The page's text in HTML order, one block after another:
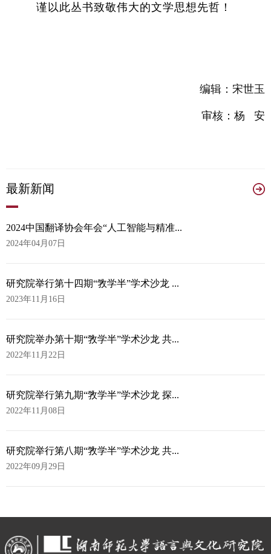
谨以此丛书致敬伟大的文学思想先哲！
编辑：宋世玉
审核：杨 安
最新新闻
2024中国翻译协会年会“人工智能与精准...
2024年04月07日
研究院举行第十四期“敩学半”学术沙龙 ...
2023年11月16日
研究院举办第十期“敩学半”学术沙龙 共...
2022年11月22日
研究院举行第九期“敩学半”学术沙龙 探...
2022年11月08日
研究院举行第八期“敩学半”学术沙龙 共...
2022年09月29日